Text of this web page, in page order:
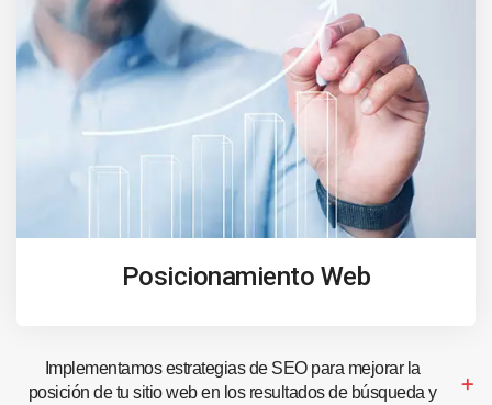
Posicionamiento Web
Implementamos estrategias de SEO para mejorar la
posición de tu sitio web en los resultados de búsqueda y